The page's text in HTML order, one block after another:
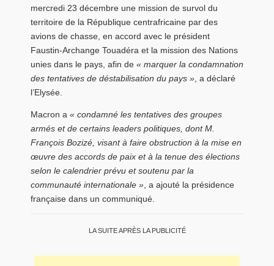
mercredi 23 décembre une mission de survol du
territoire de la République centrafricaine par des
avions de chasse, en accord avec le président
Faustin-Archange Touadéra et la mission des Nations
unies dans le pays, afin de « marquer la condamnation
des tentatives de déstabilisation du pays » , a déclaré
l’Elysée.
Macron a « condamné les tentatives des groupes
armés et de certains leaders politiques, dont M.
François Bozizé, visant à faire obstruction à la mise en
œuvre des accords de paix et à la tenue des élections
selon le calendrier prévu et soutenu par la
communauté internationale » , a ajouté la présidence
française dans un communiqué.
LA SUITE APRÈS LA PUBLICITÉ